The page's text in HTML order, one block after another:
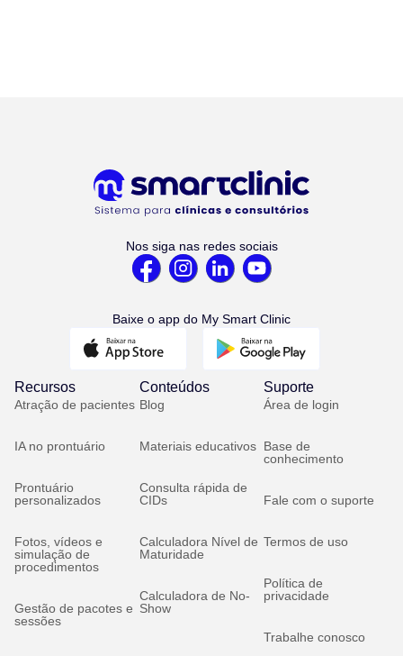
Nos siga nas redes sociais
Baixe o app do My Smart Clinic
Recursos
Atração de pacientes
IA no prontuário
Prontuário
personalizados
Fotos, vídeos e
simulação de
procedimentos
Gestão de pacotes e
sessões
Conteúdos
Blog
Materiais educativos
Consulta rápida de
CIDs
Calculadora Nível de
Maturidade
Calculadora de No-
Show
Suporte
Área de login
Base de
conhecimento
Fale com o suporte
Termos de uso
Política de
privacidade
Trabalhe conosco